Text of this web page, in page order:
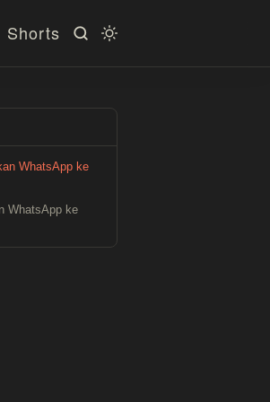
Shorts
WhatsApp ke
WhatsApp ke